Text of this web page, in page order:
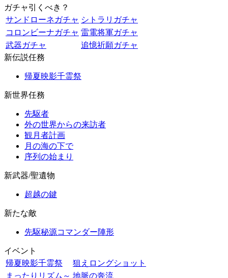
ガチャ引くべき？
サンドローネガチャ シトラリガチャ
コロンビーナガチャ 雷電将軍ガチャ
武器ガチャ
追憶祈願ガチャ
新伝説任務
帰夏映影千霊祭
新世界任務
先駆者
外の世界からの来訪者
観月者計画
月の海の下で
序列の始まり
新武器/聖遺物
超越の鍵
新たな敵
先駆秘源コマンダー陣形
イベント
帰夏映影千霊祭
狙えロングショット
まったりリズム～ 地脈の奔流